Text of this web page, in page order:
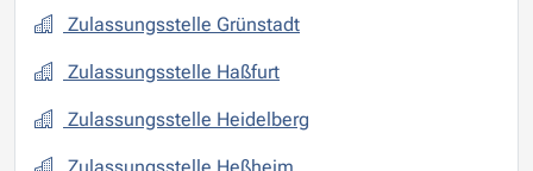
Zulassungsstelle Grünstadt
Zulassungsstelle Haßfurt
Zulassungsstelle Heidelberg